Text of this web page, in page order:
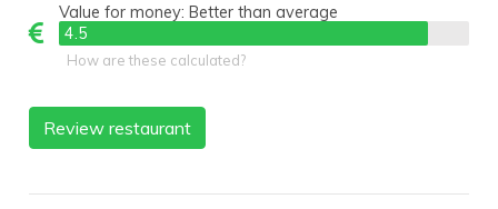
Value for money:Better than average
4.5
4.5
How are these calculated?
Review restaurant